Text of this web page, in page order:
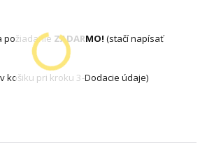
požiadanie ZADARMO! (stačí napísať
košiku pri kroku 3-Dodacie údaje)